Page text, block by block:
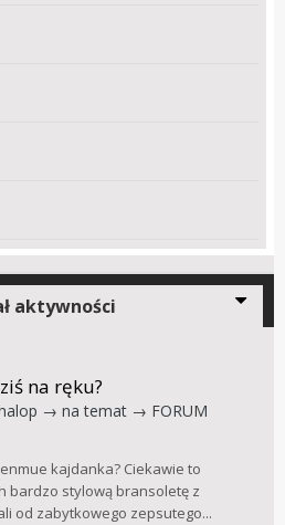
aktywności
na ręku?
→ na temat → FORUM
kajdanka? Ciekawie to
bardzo stylową bransoletę z
od zabytkowego zepsutego...